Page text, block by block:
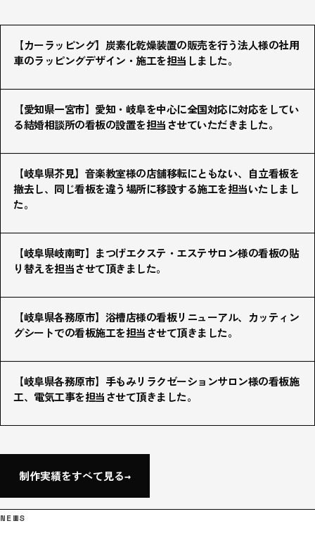
【カーラッピング】炭素化乾燥装置の販売を行う法人様の社用
車のラッピングデザイン・施工を担当しました。
【愛知県一宮市】愛知・岐阜を中心に全国対応に対応をしてい
る結婚相談所の看板の設置を担当させていただきました。
【岐阜県芥見】音楽教室様の店舗移転にともない、自立看板を
撤去し、同じ看板を違う場所に移設する施工を担当いたしまし
た。
【岐阜県岐南町】まつげエクステ・エステサロン様の看板の貼
り替えを担当させて頂きました。
【岐阜県各務原市】浴槽店様の看板リニューアル、カッティン
グシートでの看板施工を担当させて頂きました。
【岐阜県各務原市】手もみリラクゼーションサロン様の看板施
工、電気工事を担当させて頂きました。
制作実績をすべて見る→
NEWS